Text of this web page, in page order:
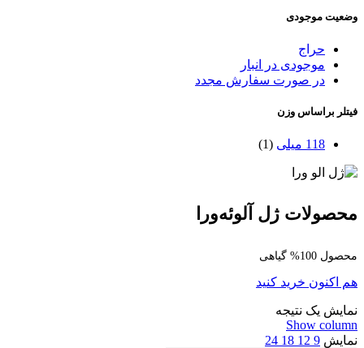
وضعیت موجودی
حراج
موجودی در انبار
در صورت سفارش مجدد
فیتلر براساس وزن
118 میلی (1)
محصولات ژل آلوئه‌ورا
محصول 100% گیاهی
هم اکنون خرید کنید
نمایش یک نتیجه
Show column
نمایش 9
12
18
24